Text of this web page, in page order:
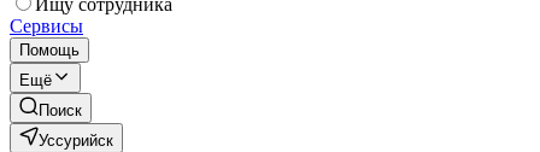
Ищу сотрудника
Сервисы
Помощь
Ещё
Поиск
Уссурийск